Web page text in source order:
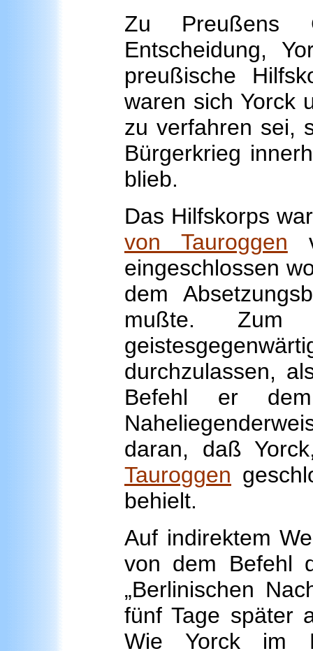
Zu Preußens
Entscheidung,
preußische
waren sich Yorck
zu verfahren sei,
Bürgerkrieg
blieb.
Das Hilfskorps
von Tauroggen
eingeschlossen
dem
mußte.
durchzulassen,
Befehl er dem
daran, daß
Tauroggen
behielt.
Auf indirektem
von dem Befehl
„Berlinischen
fünf Tage später
Wie Yorck im